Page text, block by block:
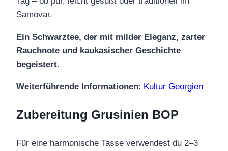
Samovar.
Ein Schwarztee, der mit milder Eleganz, zarter
Rauchnote und kaukasischer Geschichte
begeistert.
Weiterführende Informationen: Kultur Georgien
Zubereitung Grusinien BOP
Für eine harmonische Tasse verwendest du 2–3